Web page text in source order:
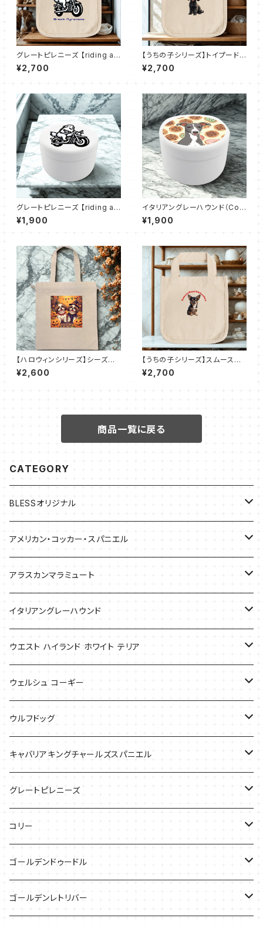
グレートピレニーズ 【riding a
motorcycle】ロコトート（Ｓ）
¥2,700
【うちの子シリーズ】トイプードル
【ブラック】ロコトート（Ｓ）
¥2,700
グレートピレニーズ 【riding a
motorcycle】｜おでかけトリ
ーツ缶
¥1,900
イタリアングレーハウンド（Coo
kie Iggy）おでかけトリーツ缶
¥1,900
【ハロウィンシリーズ】シーズー
｜厚手コットンガゼット巾着トー
ト（L）
¥2,600
【うちの子シリーズ】スムースコ
ートチワワ【ブラックタン】ロコト
ート（Ｓ）
¥2,700
商品一覧に戻る
CATEGORY
BLESSオリジナル
バッグ
アメリカン・コッカー・スパニエル
バッグ
Tシャツ
アラスカンマラミュート
Tシャツ
バッグ
ケース
イタリアングレーハウンド
ケース
バッグ
Tシャツ
ウエスト ハイランド ホワイト テリア
ケース
バッグ
ウェルシュ コーギー
Tシャツ
バッグ
ケース
ウルフドッグ
Tシャツ
キャバリアキングチャールズスパニエル
バッグ
ケース
Tシャツ
グレートピレニーズ
キャップ
Tシャツ
タオル
コリー
バッグ
ケース
ゴールデンドゥードル
Tシャツ
ゴールデンレトリバー